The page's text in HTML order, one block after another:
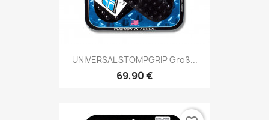
UNIVERSAL STOMPGRIP Groß...
69,90 €